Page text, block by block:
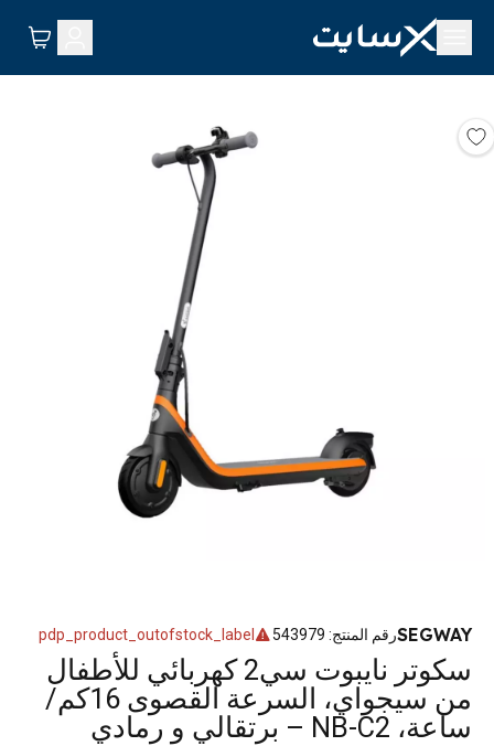
SEGWAYرقم المنتج:
543979
pdp_product_outofstock_label
سكوتر نايبوت سي2 كهربائي للأطفال
من سيجواي، السرعة القصوى 16كم/
ساعة، NB-C2 – برتقالي و رمادي